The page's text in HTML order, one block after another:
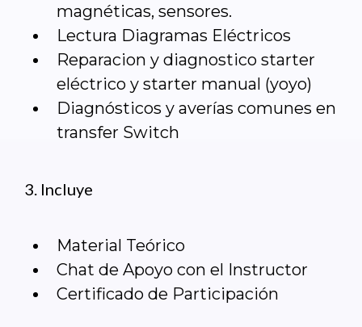
magnéticas, sensores.
Lectura Diagramas Eléctricos
Reparacion y diagnostico starter
eléctrico y starter manual (yoyo)
Diagnósticos y averías comunes en
transfer Switch
Incluye
Material Teórico
Chat de Apoyo con el Instructor
Certificado de Participación